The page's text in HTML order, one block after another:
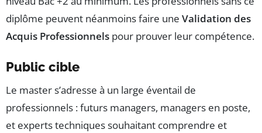
diplôme peuvent néanmoins faire une Validation des
Acquis Professionnels pour prouver leur compétence.
Public cible
Le master s’adresse à un large éventail de
professionnels : futurs managers, managers en poste,
et experts techniques souhaitant comprendre et